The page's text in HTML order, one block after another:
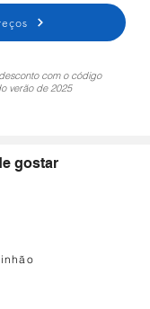
com o código
verão de 2025
gostar